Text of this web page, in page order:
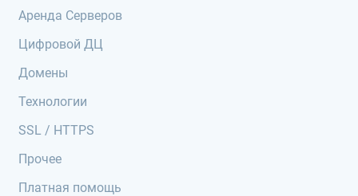
Аренда Серверов
Цифровой ДЦ
Домены
Технологии
SSL / HTTPS
Прочее
Платная помощь